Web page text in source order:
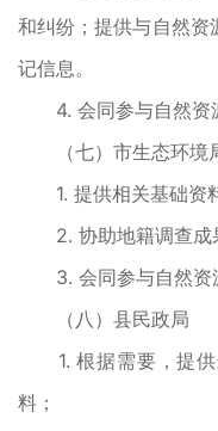
和纠纷；提供与自然资
记信息。
4. 会同参与自然资源
（七）市生态环境
1. 提供相关基础资
2. 协助地籍调查成
3. 会同参与自然资
（八）县民政局
1. 根据需要，提供
料；